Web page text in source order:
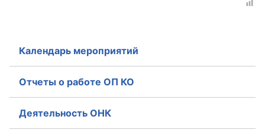
Календарь мероприятий
Отчеты о работе ОП КО
Деятельность ОНК